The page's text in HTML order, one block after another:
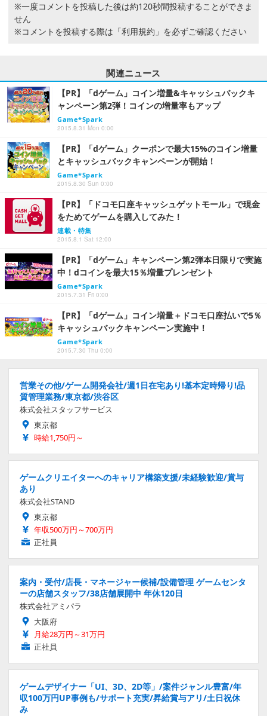
※一度コメントを投稿した後は約120秒間投稿することができま
せん
※コメントを投稿する際は 「利用規約」 を必ずご確認ください
関連ニュース
【PR】「dゲーム」コイン増量&キャッシュバックキ
ャンペーン第2弾！コインの増量率もアップ
Game*Spark
2015.8.31 Mon 0:00
【PR】「dゲーム」クーポンで最大15%のコイン増量
とキャッシュバックキャンペーンが開始！
Game*Spark
2015.8.30 Sun 0:00
【PR】「ドコモ口座キャッシュゲットモール」で現金
をためてゲームを購入してみた！
連載・特集
2015.8.1 Sat 12:00
【PR】「dゲーム」キャンペーン第2弾本日限りで実施
中！dコインを最大15％増量プレンゼント
Game*Spark
2015.7.31 Fri 0:00
【PR】「dゲーム」コイン増量＋ドコモ口座払いで5％
キャッシュバックキャンペーン実施中！
Game*Spark
2015.7.30 Thu 0:00
営業その他/ゲーム開発会社/週1日在宅あり!基本定時帰り!品
質管理業務/東京都/渋谷区
株式会社スタッフサービス
東京都
時給1,750円～
ゲームクリエイターへのキャリア構築支援/未経験歓迎/賞与
あり
株式会社STAND
東京都
年収500万円～700万円
正社員
案内・受付/店長・マネージャー候補/設備管理 ゲームセンタ
ーの店舗スタッフ/38店舗展開中 年休120日
株式会社アミパラ
大阪府
月給28万円～31万円
正社員
ゲームデザイナー「UI、3D、2D等」/案件ジャンル豊富/年
収100万円UP事例も/サポート充実/昇給賞与アリ/土日祝休
み